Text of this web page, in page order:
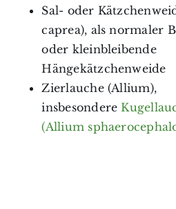
Sal- oder
caprea), als normaler
oder kleinbleibende
Hängekätzchenweide
Zierlauche (Allium),
insbesondere
(Allium